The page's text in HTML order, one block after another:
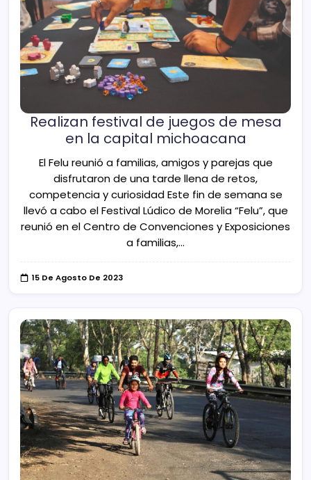
Realizan festival de juegos de mesa
en la capital michoacana
El Felu reunió a familias, amigos y parejas que
disfrutaron de una tarde llena de retos,
competencia y curiosidad Este fin de semana se
llevó a cabo el Festival Lúdico de Morelia “Felu”, que
reunió en el Centro de Convenciones y Exposiciones
a familias,…
15 De Agosto De 2023